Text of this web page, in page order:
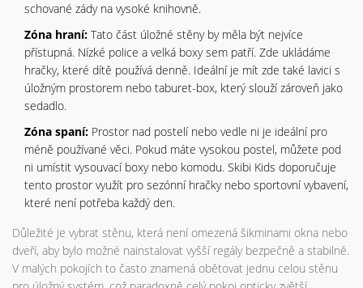
schované zády na vysoké knihovně.
Zóna hraní: Tato část úložné stěny by měla být nejvíce
přístupná. Nízké police a velká boxy sem patří. Zde ukládáme
hračky, které dítě používá denně. Ideální je mít zde také lavici s
úložným prostorem nebo taburet-box, který slouží zároveň jako
sedadlo.
Zóna spaní: Prostor nad postelí nebo vedle ni je ideální pro
méně používané věci. Pokud máte vysokou postel, můžete pod
ni umístit vysouvací boxy nebo komodu. Skibi Kids doporučuje
tento prostor využít pro sezónní hračky nebo sportovní vybavení,
které není potřeba každý den.
Důležité je vybrat stěnu, která není omezená šikminami okna nebo
dveří, aby bylo možné nainstalovat vyšší regály bezpečně a stabilně.
V malých pokojích to často znamená obětovat jednu celou stěnu